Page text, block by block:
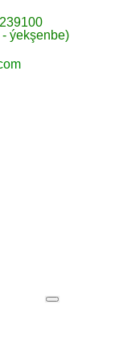
ýekşenbe)